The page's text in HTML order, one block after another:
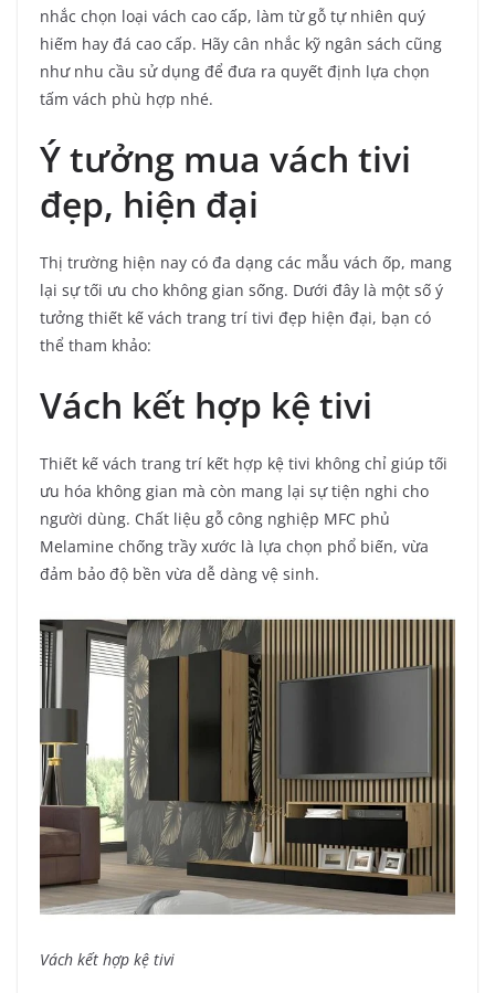
nhắc chọn loại vách cao cấp, làm từ gỗ tự nhiên quý
hiếm hay đá cao cấp. Hãy cân nhắc kỹ ngân sách cũng
như nhu cầu sử dụng để đưa ra quyết định lựa chọn
tấm vách phù hợp nhé.
Ý tưởng mua vách tivi
đẹp, hiện đại
Thị trường hiện nay có đa dạng các mẫu vách ốp, mang
lại sự tối ưu cho không gian sống. Dưới đây là một số ý
tưởng thiết kế vách trang trí tivi đẹp hiện đại, bạn có
thể tham khảo:
Vách kết hợp kệ tivi
Thiết kế vách trang trí kết hợp kệ tivi không chỉ giúp tối
ưu hóa không gian mà còn mang lại sự tiện nghi cho
người dùng. Chất liệu gỗ công nghiệp MFC phủ
Melamine chống trầy xước là lựa chọn phổ biến, vừa
đảm bảo độ bền vừa dễ dàng vệ sinh.
Vách kết hợp kệ tivi